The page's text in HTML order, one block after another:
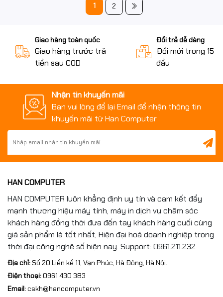
1 2
Giao hàng toàn quốc
Giao hàng trước trả
tiền sau COD
Đổi trả dễ dàng
Đổi mới trong 15
đầu
Nhận tin khuyến mãi
Bạn vui lòng để lại Email để nhận thông tin
khuyến mãi từ Han Computer
HAN COMPUTER
HAN COMPUTER luôn khẳng định uy tín và cam kết đẩy
mạnh thương hiệu máy tính, máy in dịch vụ chăm sóc
khách hàng đồng thời đưa đến tay khách hàng cuối cùng
giá sản phẩm là tốt nhất, Hiện đại hoá doanh nghiệp trong
thời đại công nghệ số hiện nay. Support: 0961.211.232
Địa chỉ:Số 20 Liền kề 11, Vạn Phúc, Hà Đông, Hà Nội.
Điện thoại:0961 430 383
Email:cskh@hancomputer.vn